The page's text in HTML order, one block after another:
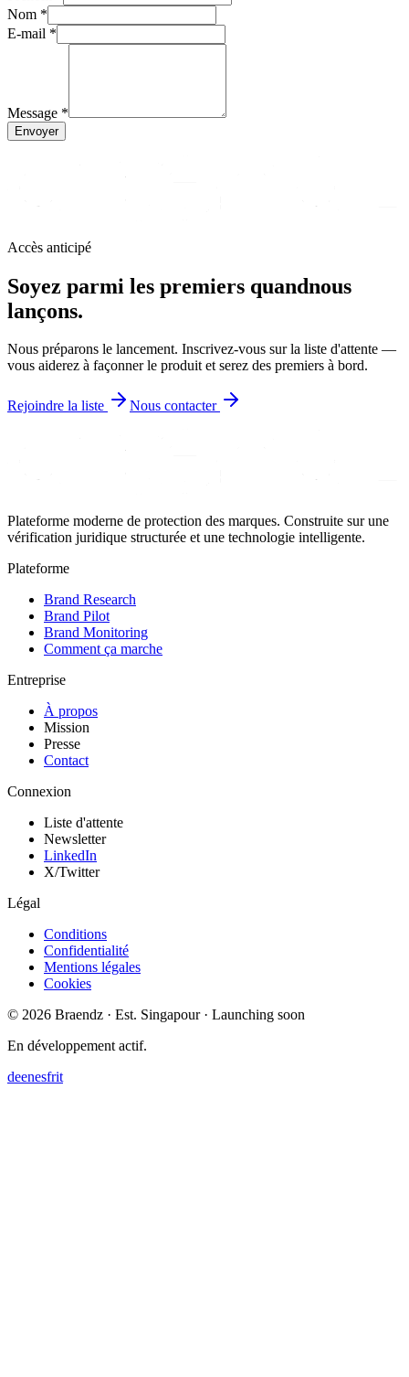
Nom *
E-mail *
Message *
Envoyer
Accès anticipé
Soyez parmi les premiers quandnous
lançons.
Nous préparons le lancement. Inscrivez-vous sur la liste d'attente —
vous aiderez à façonner le produit et serez des premiers à bord.
Rejoindre la liste Nous contacter
Plateforme moderne de protection des marques. Construite sur une
vérification juridique structurée et une technologie intelligente.
Plateforme
Brand Research
Brand Pilot
Brand Monitoring
Comment ça marche
Entreprise
À propos
Mission
Presse
Contact
Connexion
Liste d'attente
Newsletter
LinkedIn
X/Twitter
Légal
Conditions
Confidentialité
Mentions légales
Cookies
© 2026 Braendz · Est. Singapour · Launching soon
En développement actif.
deenesfrit